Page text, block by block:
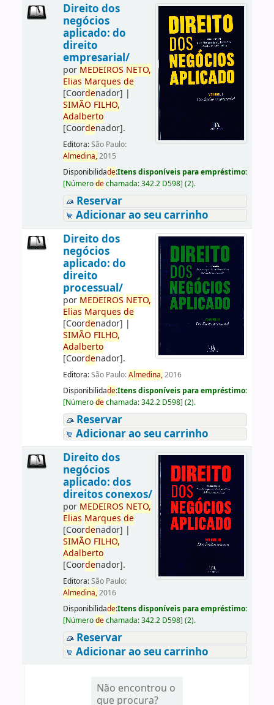
Direito dos
negócios
aplicado: do
direito
empresarial/
por MEDEIROS NETO,
Elias Marques de
[Coordenador] |
SIMÃO FILHO,
Adalberto
[Coordenador].
Editora:São Paulo:
Almedina,2015
Disponibilidade:Itens disponíveis para empréstimo:
[Númerodechamada:342.2 D598] (2).
Reservar
Adicionar ao seu carrinho
Direito dos
negócios
aplicado: do
direito
processual/
por MEDEIROS NETO,
Elias Marques de
[Coordenador] |
SIMÃO FILHO,
Adalberto
[Coordenador].
Editora:São Paulo:Almedina,2016
Disponibilidade:Itens disponíveis para empréstimo:
[Númerodechamada:342.2 D598] (2).
Reservar
Adicionar ao seu carrinho
Direito dos
negócios
aplicado: dos
direitos conexos/
por MEDEIROS NETO,
Elias Marques de
[Coordenador] |
SIMÃO FILHO,
Adalberto
[Coordenador].
Editora:São Paulo:
Almedina,2016
Disponibilidade:Itens disponíveis para empréstimo:
[Númerodechamada:342.2 D598] (2).
Reservar
Adicionar ao seu carrinho
Não encontrou o
que procura?